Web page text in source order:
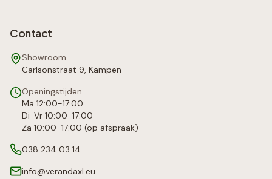
Contact
Showroom
Carlsonstraat 9, Kampen
Openingstijden
Ma 12:00-17:00
Di-Vr 10:00-17:00
Za 10:00-17:00 (op afspraak)
038 234 03 14
info@verandaxl.eu